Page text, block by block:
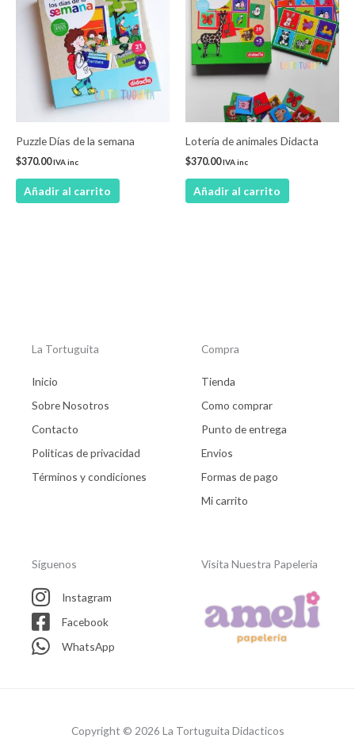
Puzzle Días de la semana
$370.00IVA inc
Añadir al carrito
Lotería de animales Didacta
$370.00IVA inc
Añadir al carrito
La Tortuguita
Inicio
Sobre Nosotros
Contacto
Politicas de privacidad
Términos y condiciones
Compra
Tienda
Como comprar
Punto de entrega
Envios
Formas de pago
Mi carrito
Síguenos
Instagram
Facebook
WhatsApp
Visita Nuestra Papeleria
Copyright © 2026 La Tortuguita Didacticos